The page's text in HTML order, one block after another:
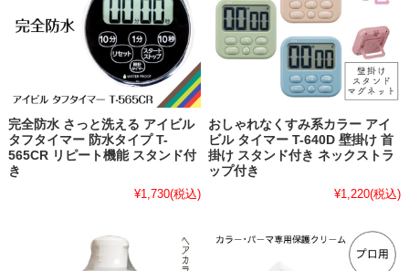
完全防水 さっと洗える アイビル
タフタイマー 防水タイプ T-
565CR リピート機能 スタンド付
き
¥1,730(税込)
おしゃれなくすみ系カラー アイ
ビル タイマー T-640D 壁掛け 首
掛け スタンド付き ネックストラ
ップ付き
¥1,220(税込)